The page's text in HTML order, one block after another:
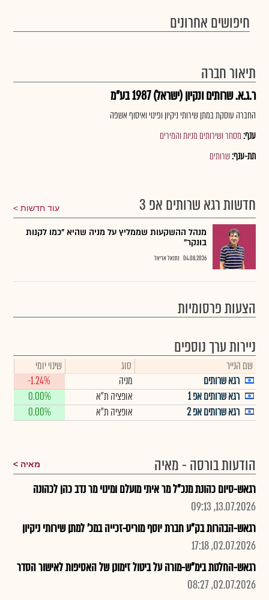
חיפושים אחרונים
תיאור חברה
ר.ג.א. שרותים ונקיון (ישראל) 1987 בע"מ
החברה עוסקת במתן שירותי ניקיון ופינוי ואיסוף אשפה
ענף:מסחר ושירותים מניות והמירים
תת-ענף:שרותים
חדשות רגא שרותים אפ 3 עוד חדשות
מנהל ההשקעות שממליץ על מניה שהיא "כמו לקנות
בונקר"
04.08.2026 נתנאל אריאל
הצעות פרסומיות
ניירות ערך נוספים
שם הנייר סוג
שינוי יומי
רגא שרותים
מניה
-1.24%
רגא שרותים אפ 1
אופציה ת"א
0.00%
רגא שרותים אפ 2
אופציה ת"א 0.00%
הודעות בורסה - מאיה מאיה
רגאש-סיום כהונת מנכ"ל מר איתי מועלם ומינוי מר נדב כהן לכהונה
13.07.2026, 09:13
רגאש-הבהרות בק"ע חברת יוסף מוריס-זכייה במכ' למתן שירותי ניקיון
02.07.2026, 17:18
רגאש-החלטת בימ"ש-מורה על ביטול זימונן של האסיפות לאישור הסדר
02.07.2026, 08:27